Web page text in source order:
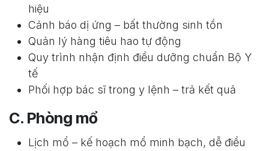
hiệu
Cảnh báo dị ứng – bất thường sinh tồn
Quản lý hàng tiêu hao tự động
Quy trình nhận định điều dưỡng chuẩn Bộ Y
tế
Phối hợp bác sĩ trong y lệnh – trả kết quả
C. Phòng mổ
Lịch mổ – kế hoạch mổ minh bạch, dễ điều